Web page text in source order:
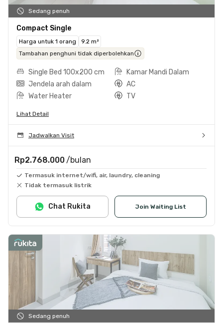
Sedang penuh
Compact Single
Harga untuk 1 orang
9.2 m²
Tambahan penghuni tidak diperbolehkan
Single Bed 100x200 cm
Kamar Mandi Dalam
Jendela arah dalam
AC
Water Heater
TV
Lihat Detail
Jadwalkan Visit
Rp2.768.000 /bulan
Termasuk internet/wifi, air, laundry, cleaning
Tidak termasuk listrik
Join Waiting List
Chat Rukita
Sedang penuh